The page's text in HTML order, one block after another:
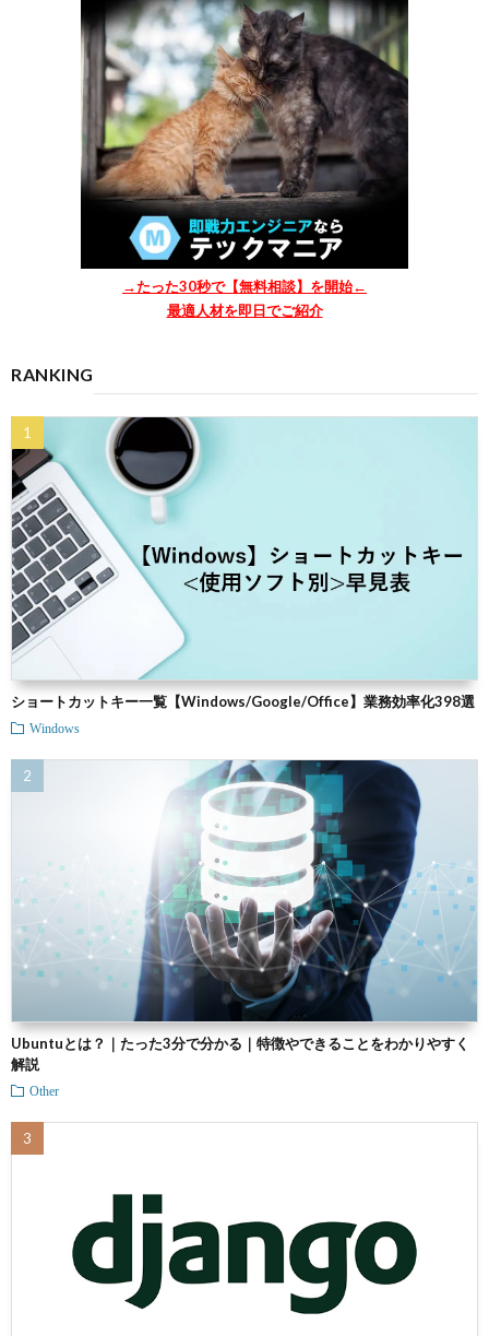
→たった30秒で【無料相談】を開始←
最適人材を即日でご紹介
RANKING
ショートカットキー一覧【Windows/Google/Office】業務効率化398選
Windows
Ubuntuとは？｜たった3分で分かる｜特徴やできることをわかりやすく
解説
Other